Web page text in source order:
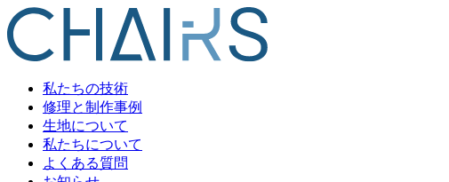
私たちの技術
修理と制作事例
生地について
私たちについて
よくある質問